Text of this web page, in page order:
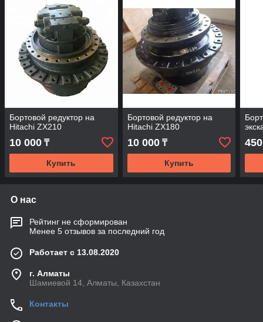
Бортовой редуктор на
Hitachi ZX210
10 000 ₸
Купить
Бортовой редуктор на
Hitachi ZX180
10 000₸
Купить
О нас
Рейтинг не сформирован
Менее 5 отзывов за последний год
Работает с 13.08.2020
г. Алматы
Шамиевой 14, Алматы, Казахстан
Контакты